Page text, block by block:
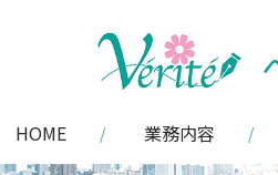
HOME 業務内容